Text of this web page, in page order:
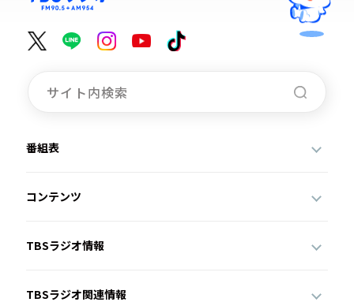
番組表
コンテンツ
TBSラジオ情報
TBSラジオ関連情報